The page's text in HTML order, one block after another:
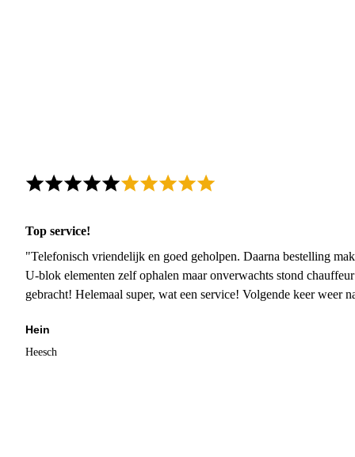
Top service!
"Telefonisch vriendelijk en goed geholpen. Daarna bestelling
U-blok elementen zelf ophalen maar onverwachts stond
gebracht! Helemaal super, wat een service! Volgende keer weer
Hein
Heesch